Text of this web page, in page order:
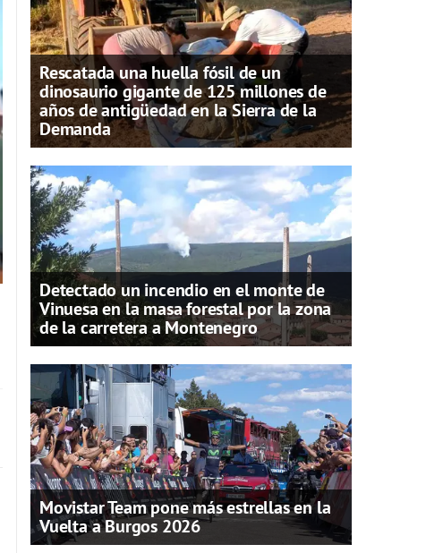
Rescatada una huella fósil de un
dinosaurio gigante de 125 millones de
años de antigüedad en la Sierra de la
Demanda
Detectado un incendio en el monte de
Vinuesa en la masa forestal por la zona
de la carretera a Montenegro
Movistar Team pone más estrellas en la
Vuelta a Burgos 2026